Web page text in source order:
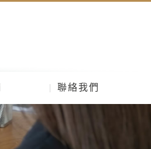
聯絡我們